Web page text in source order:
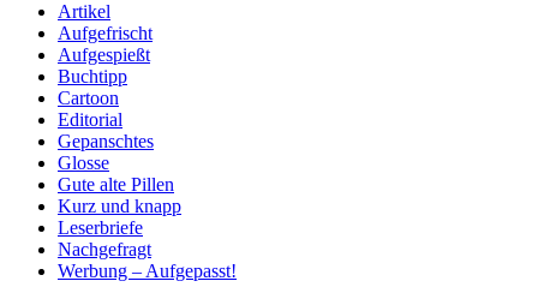
Artikel
Aufgefrischt
Aufgespießt
Buchtipp
Cartoon
Editorial
Gepanschtes
Glosse
Gute alte Pillen
Kurz und knapp
Leserbriefe
Nachgefragt
Werbung – Aufgepasst!